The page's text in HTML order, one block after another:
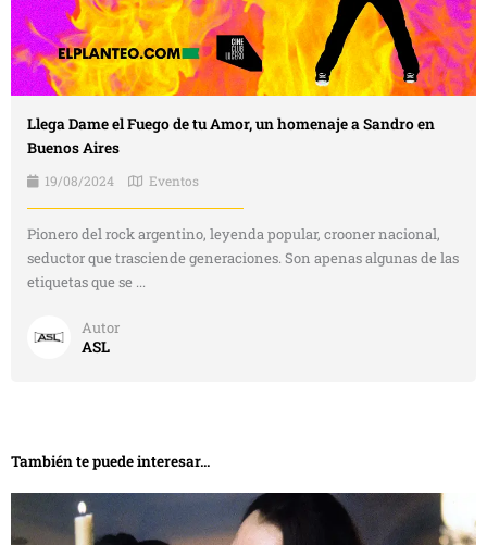
Llega Dame el Fuego de tu Amor, un homenaje a Sandro en
Buenos Aires
19/08/2024 Eventos
Pionero del rock argentino, leyenda popular, crooner nacional,
seductor que trasciende generaciones. Son apenas algunas de las
etiquetas que se ...
Autor
ASL
También te puede interesar...